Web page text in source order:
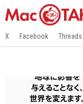
X Facebook Threads